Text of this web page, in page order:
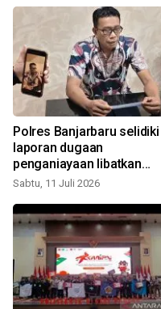
Polres Banjarbaru selidiki
laporan dugaan
penganiayaan libatkan
mantan wali kota
Sabtu, 11 Juli 2026